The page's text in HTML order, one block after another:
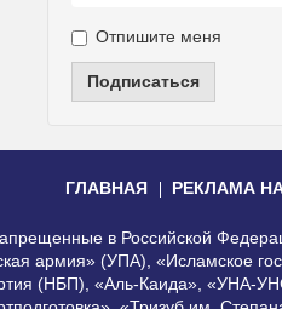
Отпишите меня
Подписаться
ГЛАВНАЯ РЕКЛАМА
в Российской
армия» (УПА), «Исламское
(НБП), «Аль-Каида», «УНА-